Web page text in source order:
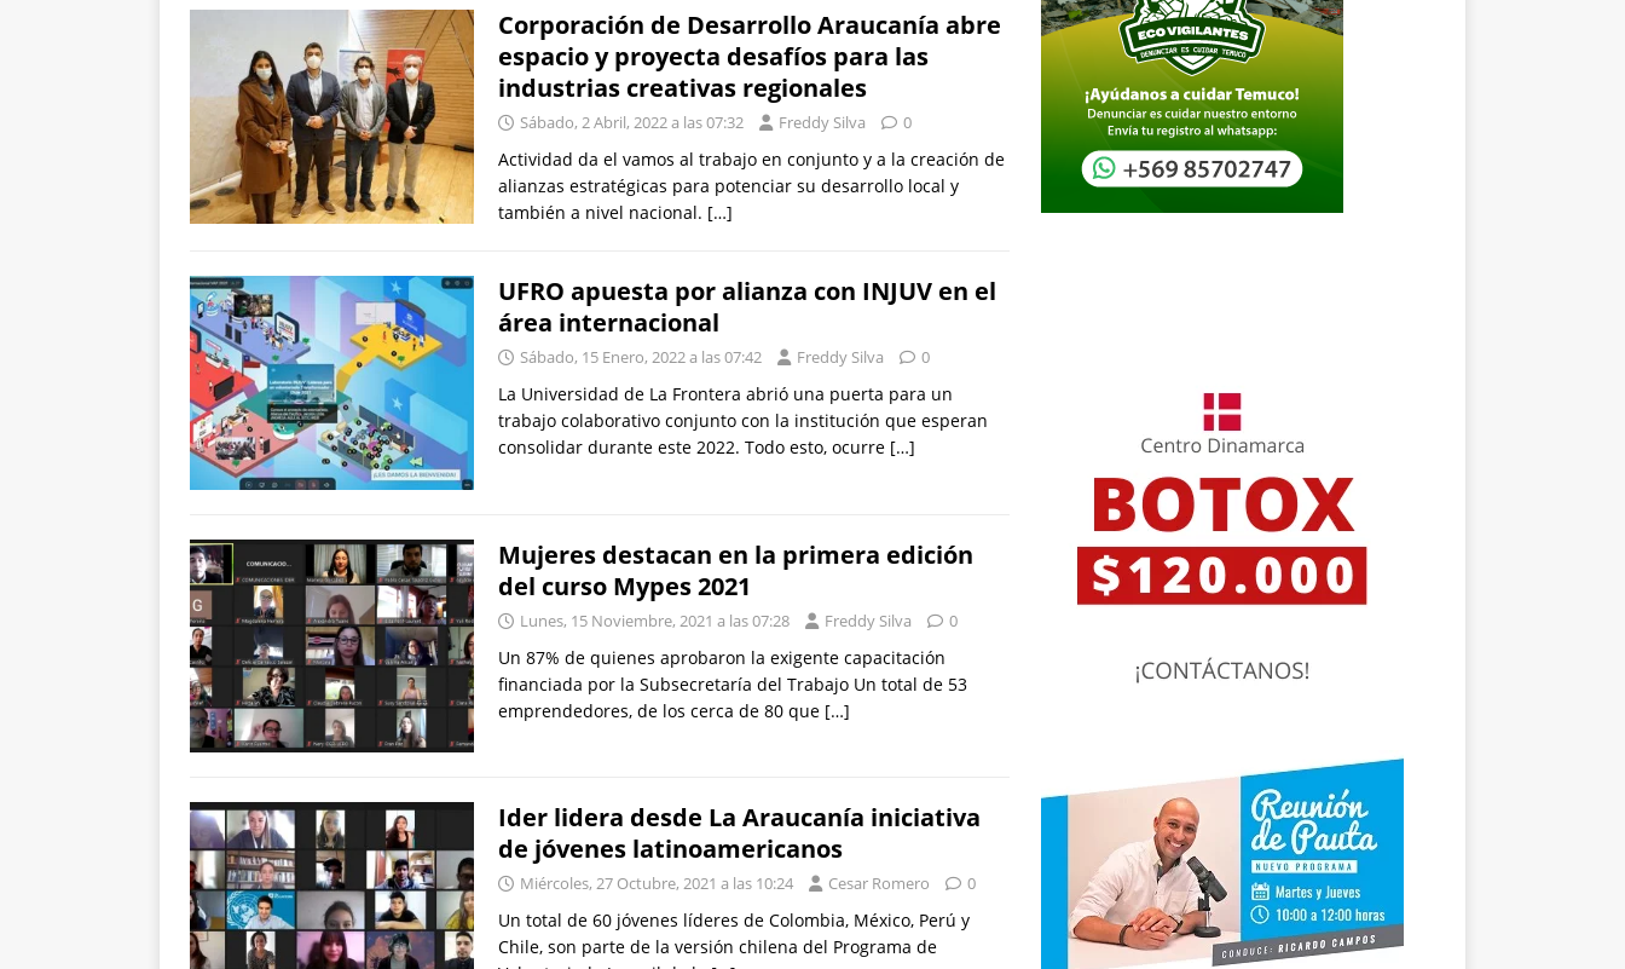
Corporación de Desarrollo Araucanía abre
espacio y proyecta desafíos para las
industrias creativas regionales
Sábado, 2 Abril, 2022 a las 07:32 Freddy Silva 0
Actividad da el vamos al trabajo en conjunto y a la creación de
alianzas estratégicas para potenciar su desarrollo local y
también a nivel nacional. […]
UFRO apuesta por alianza con INJUV en el
área internacional
Sábado, 15 Enero, 2022 a las 07:42 Freddy Silva 0
La Universidad de La Frontera abrió una puerta para un
trabajo colaborativo conjunto con la institución que esperan
consolidar durante este 2022. Todo esto, ocurre […]
Mujeres destacan en la primera edición
del curso Mypes 2021
Lunes, 15 Noviembre, 2021 a las 07:28 Freddy Silva 0
Un 87% de quienes aprobaron la exigente capacitación
financiada por la Subsecretaría del Trabajo Un total de 53
emprendedores, de los cerca de 80 que […]
Ider lidera desde La Araucanía iniciativa
de jóvenes latinoamericanos
Miércoles, 27 Octubre, 2021 a las 10:24 Cesar Romero 0
Un total de 60 jóvenes líderes de Colombia, México, Perú y
Chile, son parte de la versión chilena del Programa de